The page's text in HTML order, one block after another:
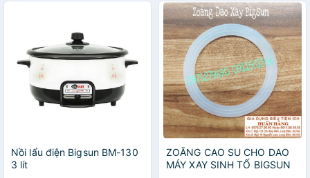
Nồi lẩu điện Bigsun BM-130
3 lít
ZOĂNG CAO SU CHO DAO
MÁY XAY SINH TỐ BIGSUN